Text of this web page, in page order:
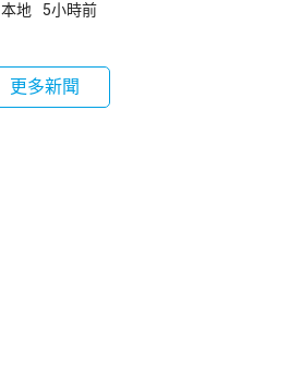
本地 5小時前
更多新聞